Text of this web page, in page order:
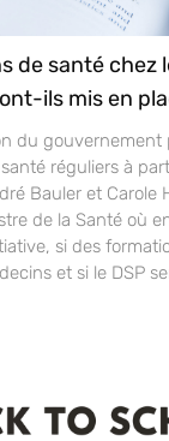
de santé chez
ils mis en
du gouvernement
réguliers à
Bauler et Carole
de la Santé où
si des
et si le DSP